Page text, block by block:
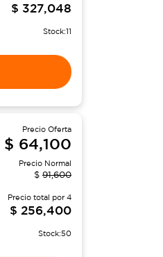
$ 327,048
Stock:11
Precio Oferta
$ 64,100
Precio Normal
$ 91,600
Precio total por4
$ 256,400
Stock:50